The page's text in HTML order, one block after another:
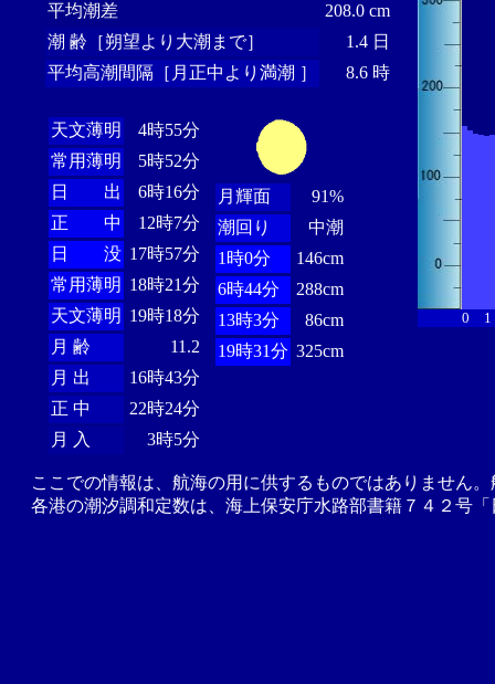
平均潮差
208.0 cm
潮 齢［朔望より大潮まで］
1.4 日
平均高潮間隔［月正中より満潮 ］
8.6 時
天文薄明
4時55分
常用薄明
5時52分
日 出
6時16分
正 中
12時7分
日 没 17時57分
常用薄明 18時21分
天文薄明 19時18分
月 齢
11.2
月 出
16時43分
正 中
22時24分
月 入
3時5分
月輝面
91%
潮回り
中潮
1時0分
146cm
6時44分
288cm
13時3分
86cm
19時31分 325cm
0 1
ここでの情報は、航海の用に供するものではありません
各港の潮汐調和定数は、海上保安庁水路部書籍７４２号